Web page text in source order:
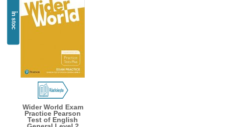
În stoc
Wider World Exam
Practice Pearson
Test of English